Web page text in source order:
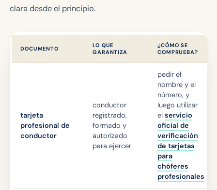
clara desde el principio.
DOCUMENTO
LO QUE
GARANTIZA
¿CÓMO SE
COMPRUEBA?
tarjeta
profesional de
conductor
conductor
registrado,
formado y
autorizado
para ejercer
pedir el
nombre y el
número, y
luego utilizar
el servicio
oficial de
verificación
de tarjetas
para
chóferes
profesionales